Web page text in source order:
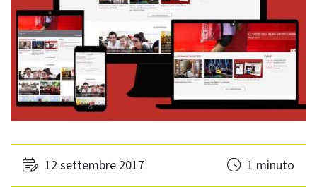
12 settembre 2017 1 minuto